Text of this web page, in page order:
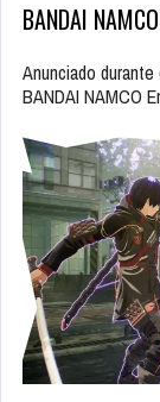
BANDAI
Anunciado
BANDAI NAMCO